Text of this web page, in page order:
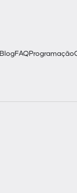
BlogFAQ Programação